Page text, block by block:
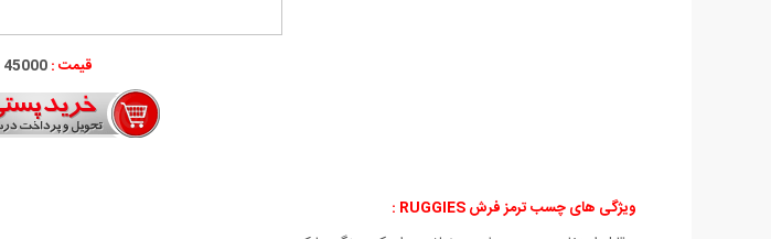
قیمت :45000 تومان
ویژگی های چسب ترمز فرش RUGGIES :